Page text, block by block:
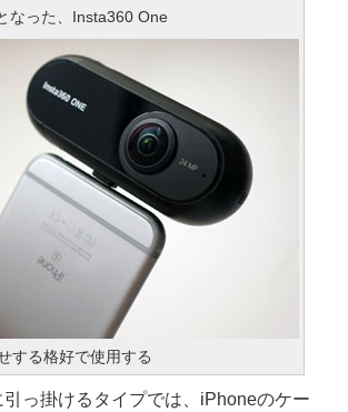
なった、Insta360 One
する格好で使用する
っ掛けるタイプでは、iPhoneのケー